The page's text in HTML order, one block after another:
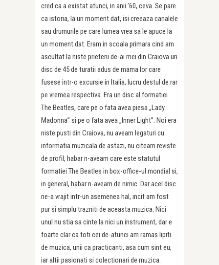
cred ca a existat atunci, in anii ’60, ceva. Se pare
ca istoria, la un moment dat, isi creeaza canalele
sau drumurile pe care lumea vrea sa le apuce la
un moment dat. Eram in scoala primara cind am
ascultat la niste prieteni de-ai mei din Craiova un
disc de 45 de turatii adus de mama lor care
fusese intr-o excursie in Italia, lucru destul de rar
pe vremea respectiva. Era un disc al formatiei
The Beatles, care pe o fata avea piesa „Lady
Madonna” si pe o fata avea „Inner Light”. Noi era
niste pusti din Craiova, nu aveam legaturi cu
informatia muzicala de astazi, nu citeam reviste
de profil, habar n-aveam care este statutul
formatiei The Beatles in box-office-ul mondial si,
in general, habar n-aveam de nimic. Dar acel disc
ne-a vrajit intr-un asemenea hal, incit am fost
pur si simplu trazniti de aceasta muzica. Nici
unul nu stia sa cinte la nici un instrument, dar e
foarte clar ca toti cei de-atunci am ramas lipiti
de muzica, unii ca practicanti, asa cum sint eu,
iar altii pasionati si colectionari de muzica.